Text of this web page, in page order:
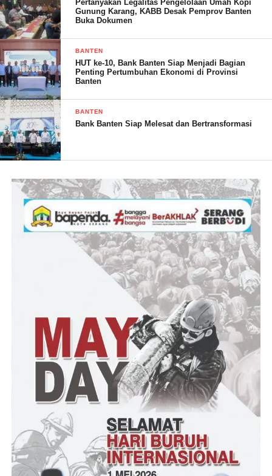
Pertanyakan Legalitas Pengelolaan Umah Kopi
Gunung Karang, KABB Desak Pemprov Banten
Buka Dokumen
BANTEN
HUT ke-10, Bank Banten Siap Menjadi Bagian
Penting Pertumbuhan Ekonomi di Provinsi
Banten
BANTEN
Bank Banten Siap Melesat dan Bertransformasi